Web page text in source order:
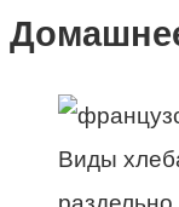
Виды